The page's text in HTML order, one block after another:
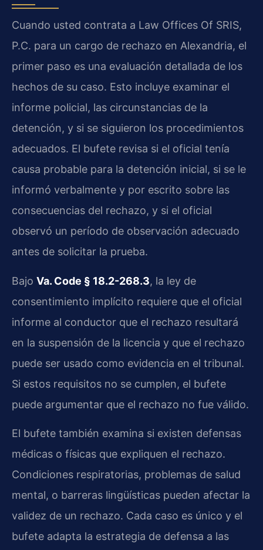
Cuando usted contrata a Law Offices Of SRIS,
P.C. para un cargo de rechazo en Alexandria, el
primer paso es una evaluación detallada de los
hechos de su caso. Esto incluye examinar el
informe policial, las circunstancias de la
detención, y si se siguieron los procedimientos
adecuados. El bufete revisa si el oficial tenía
causa probable para la detención inicial, si se le
informó verbalmente y por escrito sobre las
consecuencias del rechazo, y si el oficial
observó un período de observación adecuado
antes de solicitar la prueba.
Bajo Va. Code § 18.2-268.3, la ley de
consentimiento implícito requiere que el oficial
informe al conductor que el rechazo resultará
en la suspensión de la licencia y que el rechazo
puede ser usado como evidencia en el tribunal.
Si estos requisitos no se cumplen, el bufete
puede argumentar que el rechazo no fue válido.
El bufete también examina si existen defensas
médicas o físicas que expliquen el rechazo.
Condiciones respiratorias, problemas de salud
mental, o barreras lingüísticas pueden afectar la
validez de un rechazo. Cada caso es único y el
bufete adapta la estrategia de defensa a las